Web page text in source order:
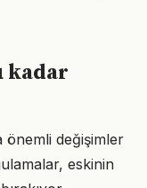
kadar
önemli değişimler
eskinin